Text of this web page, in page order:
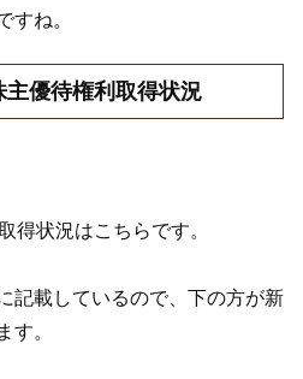
すね。
優待権利取得状況
得状況はこちらです。
記載しているので、下の方が新
す。